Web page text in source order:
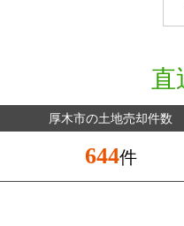
直
厚木市の土地売却件数
644件